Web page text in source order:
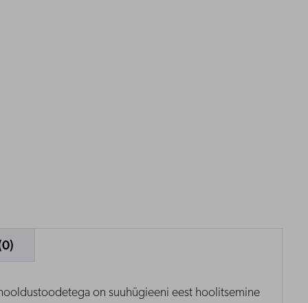
on suuhügieeni eest hoolitsemine